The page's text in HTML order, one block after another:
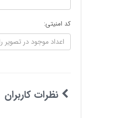
کد امنیتی:
نظرات کاربران